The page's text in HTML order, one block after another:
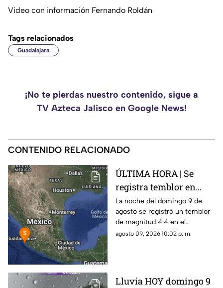
Video con información Fernando Roldán
Tags relacionados
Guadalajara
¡No te pierdas nuestro contenido, sigue a
TV Azteca Jalisco en Google News!
CONTENIDO RELACIONADO
ÚLTIMA HORA | Se
registra temblor en
Jalisco; ¿hay daños?
La noche del domingo 9 de
agosto se registró un temblor
de magnitud 4.4 en el
municipio de Puerto Vallarta,
agosto 09, 2026 10:02 p. m.
Lluvia HOY domingo 9